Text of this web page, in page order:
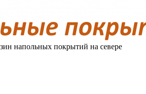
напольных покрытий на севере